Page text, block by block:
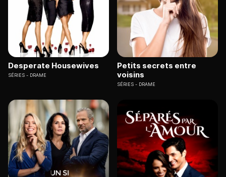
Desperate Housewives
SÉRIES DRAME
Petits secrets entre
voisins
SÉRIES DRAME